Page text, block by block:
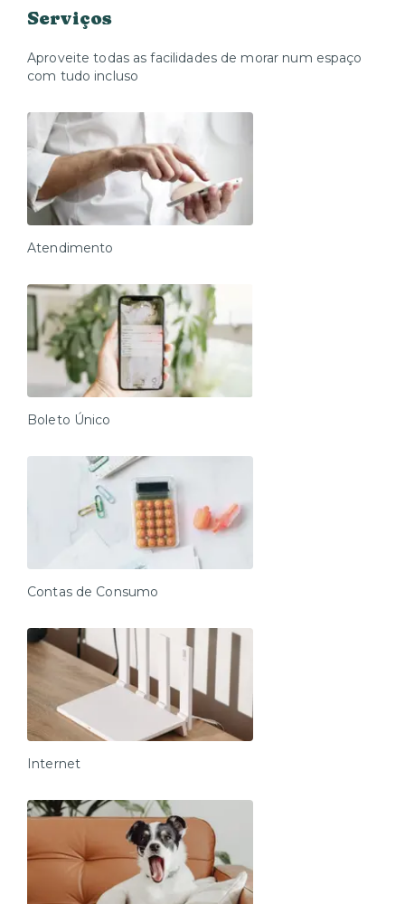
Serviços
Aproveite todas as facilidades de morar num espaço
com tudo incluso
Atendimento
Boleto Único
Contas de Consumo
Internet